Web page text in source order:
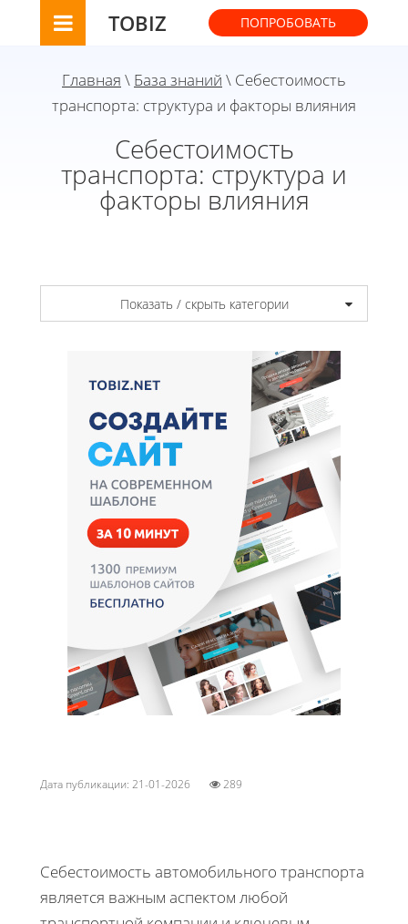
TOBIZ ПОПРОБОВАТЬ
Главная \ База знаний \ Себестоимость
транспорта: структура и факторы влияния
Себестоимость
транспорта: структура и
факторы влияния
Показать / скрыть категории
Дата публикации: 21-01-2026 289
Себестоимость автомобильного транспорта
является важным аспектом любой